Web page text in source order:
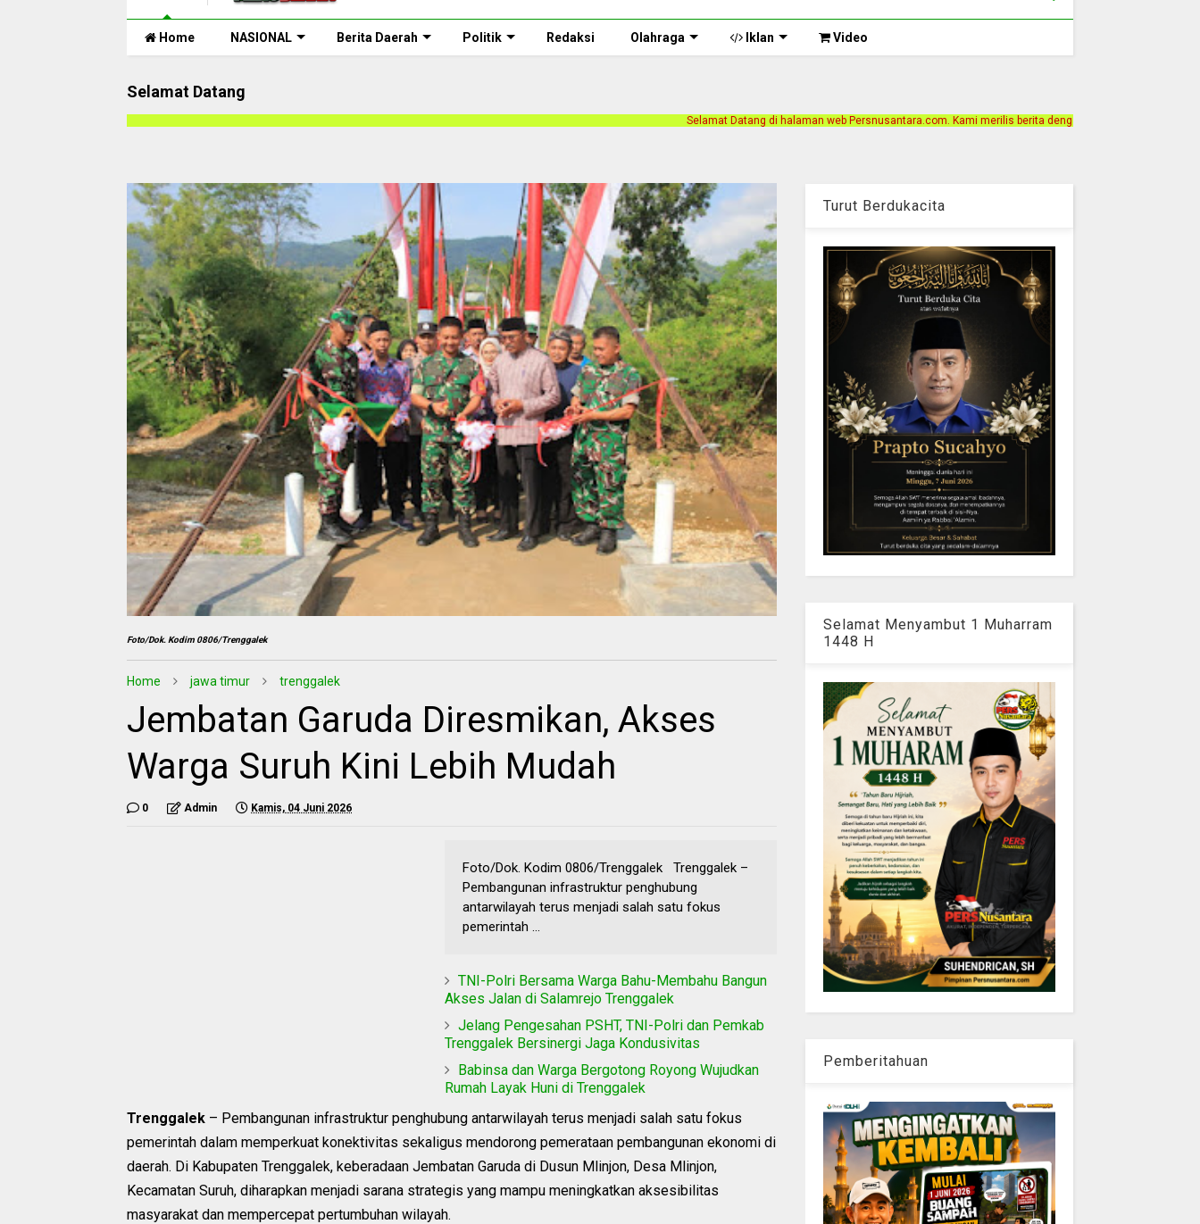
Home NASIONAL Berita Daerah Politik Redaksi Olahraga Iklan Video
Selamat Datang
Selamat Datang di halaman web Persnusantara.com. Kami merilis berita dengan motto Akurat, Independen, Terpercaya.
Foto/Dok. Kodim 0806/Trenggalek
Home jawa timur trenggalek
Jembatan Garuda Diresmikan, Akses
Warga Suruh Kini Lebih Mudah
0 Admin Kamis, 04 Juni 2026
Foto/Dok. Kodim 0806/Trenggalek Trenggalek –
Pembangunan infrastruktur penghubung
antarwilayah terus menjadi salah satu fokus
pemerintah ...
TNI-Polri Bersama Warga Bahu-Membahu Bangun
Akses Jalan di Salamrejo Trenggalek
Jelang Pengesahan PSHT, TNI-Polri dan Pemkab
Trenggalek Bersinergi Jaga Kondusivitas
Babinsa dan Warga Bergotong Royong Wujudkan
Rumah Layak Huni di Trenggalek
Trenggalek – Pembangunan infrastruktur penghubung antarwilayah terus menjadi salah satu fokus
pemerintah dalam memperkuat konektivitas sekaligus mendorong pemerataan pembangunan ekonomi di
daerah. Di Kabupaten Trenggalek, keberadaan Jembatan Garuda di Dusun Mlinjon, Desa Mlinjon,
Kecamatan Suruh, diharapkan menjadi sarana strategis yang mampu meningkatkan aksesibilitas
masyarakat dan mempercepat pertumbuhan wilayah.
Turut Berdukacita
Selamat Menyambut 1 Muharram
1448 H
Pemberitahuan